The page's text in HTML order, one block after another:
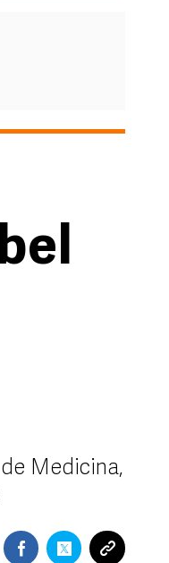
Medicina,